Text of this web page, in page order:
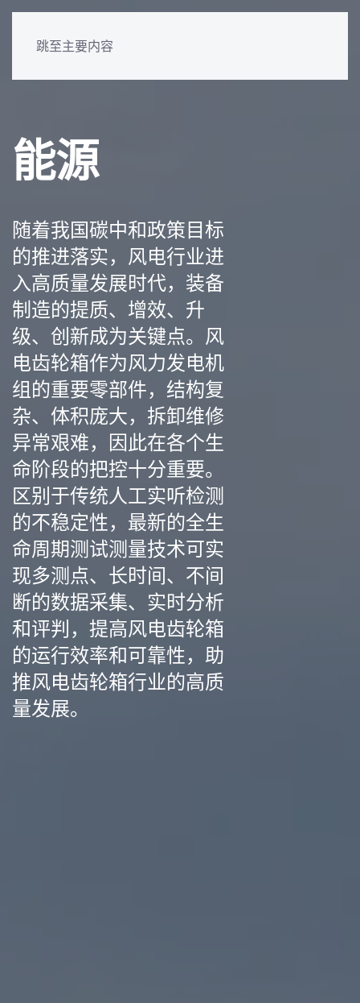
跳至主要内容
能源
随着我国碳中和政策目标
的推进落实，风电行业进
入高质量发展时代，装备
制造的提质、增效、升
级、创新成为关键点。风
电齿轮箱作为风力发电机
组的重要零部件，结构复
杂、体积庞大，拆卸维修
异常艰难，因此在各个生
命阶段的把控十分重要。
区别于传统人工实听检测
的不稳定性，最新的全生
命周期测试测量技术可实
现多测点、长时间、不间
断的数据采集、实时分析
和评判，提高风电齿轮箱
的运行效率和可靠性，助
推风电齿轮箱行业的高质
量发展。